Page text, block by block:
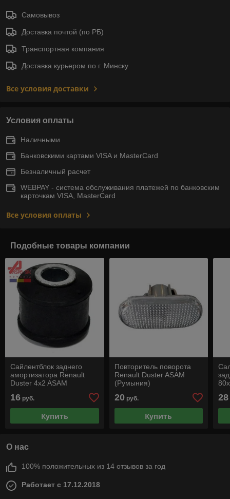
Самовывоз
Доставка почтой (по РБ)
Транспортная компания
Доставка курьером по г. Минску
Все условия доставки
Условия оплаты
Наличными
Банковскими картами VISA и MasterCard
Безналичный расчет
WEBPAY - система обслуживания платежей по банковским
карточкам VISA, MasterCard
Все условия оплаты
Подобные товары компании
Сайлентблок заднего
амортизатора Renault
Duster 4x2 ASAM
16 руб.
Купить
Повторитель поворота
Renault Duster ASAM
(Румыния)
20руб.
Купить
28
О нас
100% положительных из 14 отзывов за год
Работает с 17.12.2018